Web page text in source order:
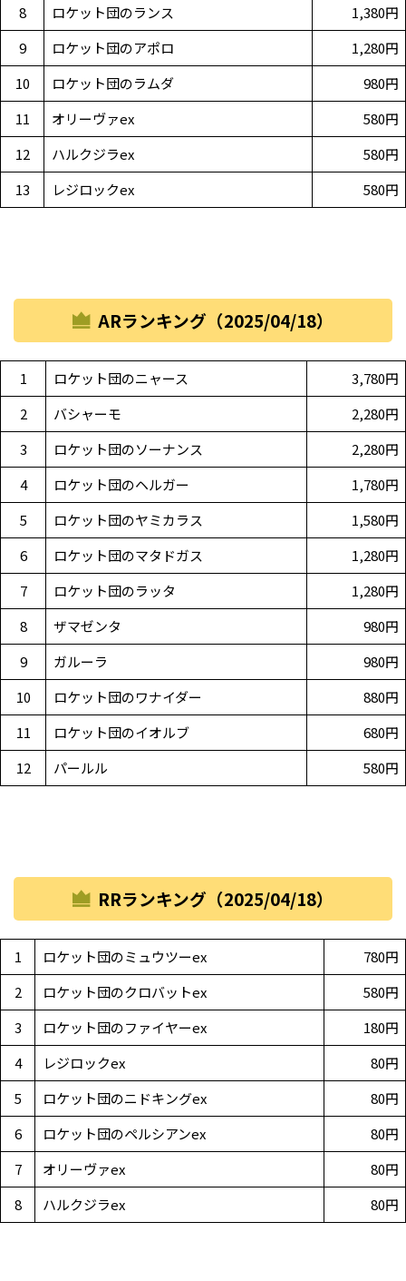
8
ロケット団のランス
1,380円
9
ロケット団のアポロ
1,280円
10
ロケット団のラムダ
980円
11
オリーヴァex
580円
12
ハルクジラex
580円
13
レジロックex 580円
ARランキング（2025/04/18）
1 ロケット団のニャース
3,780円
2
バシャーモ
2,280円
3
ロケット団のソーナンス
2,280円
4
ロケット団のヘルガー
1,780円
5
ロケット団のヤミカラス
1,580円
6
ロケット団のマタドガス
1,280円
7
ロケット団のラッタ
1,280円
8
ザマゼンタ
980円
9
ガルーラ
980円
10
ロケット団のワナイダー
880円
11
ロケット団のイオルブ
680円
12
パールル 580円
RRランキング（2025/04/18）
1 ロケット団のミュウツーex
780円
2
ロケット団のクロバットex
580円
3
ロケット団のファイヤーex
180円
4
レジロックex
80円
5
ロケット団のニドキングex
80円
6
ロケット団のペルシアンex
80円
7
オリーヴァex
80円
8
ハルクジラex 80円